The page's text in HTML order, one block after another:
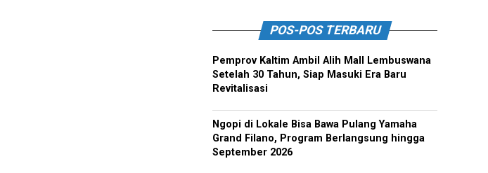
POS-POS TERBARU
Pemprov Kaltim Ambil Alih Mall Lembuswana
Setelah 30 Tahun, Siap Masuki Era Baru
Revitalisasi
Ngopi di Lokale Bisa Bawa Pulang Yamaha
Grand Filano, Program Berlangsung hingga
September 2026